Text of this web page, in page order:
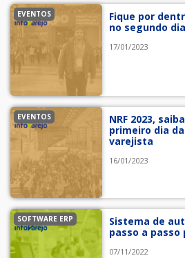
EVENTOS
Fique por
no segundo dia
17/01/2023
EVENTOS
NRF 2023,
primeiro dia
varejista
16/01/2023
SOFTWARE ERP
Sistema de
passo a passo
07/11/2022